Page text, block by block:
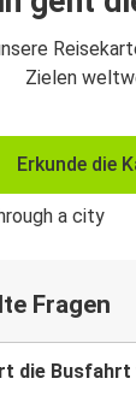
Zielen
Erkunde die
Fragen
die